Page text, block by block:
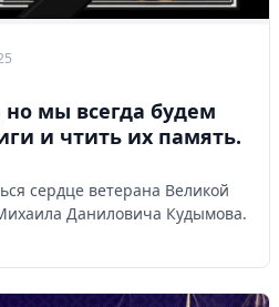
мы всегда будем
и чтить их память.
сердце ветерана Великой
Даниловича Кудымова.